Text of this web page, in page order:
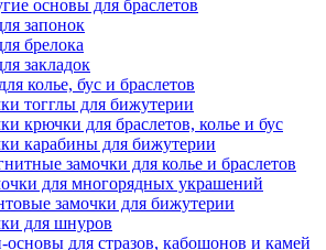
основы для браслетов
запонок
брелока
закладок
колье, бус и браслетов
тогглы для бижутерии
крючки для браслетов, колье и бус
карабины для бижутерии
замочки для колье и браслетов
для многорядных украшений
замочки для бижутерии
для шнуров
основы для стразов, кабошонов и камей